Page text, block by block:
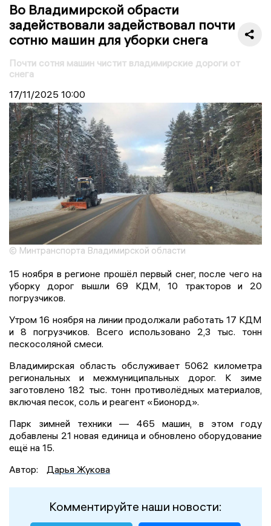
Во Владимирской обрасти
задействовали задействовал почти
сотню машин для уборки снега
Почти сотня машин чистит владимирские дороги от
снега
17/11/2025 10:00
© Минтранспорта Владимирской области
15 ноября в регионе прошёл первый снег, после чего на
уборку дорог вышли 69 КДМ, 10 тракторов и 20
погрузчиков.
Утром 16 ноября на линии продолжали работать 17 КДМ
и 8 погрузчиков. Всего использовано 2,3 тыс. тонн
пескосоляной смеси.
Владимирская область обслуживает 5062 километра
региональных и межмуниципальных дорог. К зиме
заготовлено 182 тыс. тонн противолёдных материалов,
включая песок, соль и реагент «Бионорд».
Парк зимней техники — 465 машин, в этом году
добавлены 21 новая единица и обновлено оборудование
ещё на 15.
Автор:
Дарья Жукова
Комментируйте наши новости: